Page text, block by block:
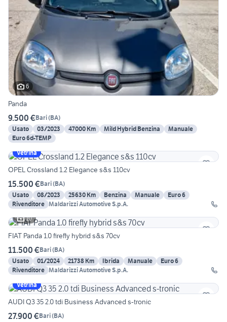
6
Panda
9.500 €Bari(BA)
Usato
03/2023 47000 Km Mild Hybrid Benzina
Manuale
Euro 6d-TEMP
Vetrina
OPEL Crossland 1.2 Elegance s&s 110cv
15.500 €Bari(BA)
Usato
08/2023 25630 Km Benzina Manuale
Euro 6
Rivenditore Maldarizzi Automotive S.p.A.
10
FIAT Panda 1.0 firefly hybrid s&s 70cv
11.500 €Bari(BA)
Usato
01/2024 21738 Km Ibrida Manuale
Euro 6
Rivenditore Maldarizzi Automotive S.p.A.
Vetrina
AUDI Q3 35 2.0 tdi Business Advanced s-tronic
27.900 €Bari(BA)